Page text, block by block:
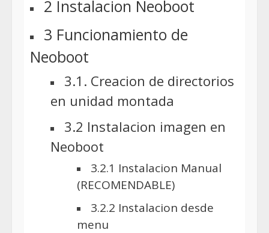
2 Instalacion Neoboot
3 Funcionamiento de
Neoboot
3.1. Creacion de directorios
en unidad montada
3.2 Instalacion imagen en
Neoboot
3.2.1 Instalacion Manual
(RECOMENDABLE)
3.2.2 Instalacion desde
menu